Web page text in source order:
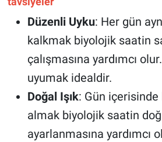
Düzenli Uyku: Her gün
kalkmak biyolojik saatin
çalışmasına yardımcı
uyumak idealdir.
Doğal Işık: Gün içerisinde
almak biyolojik saatin
ayarlanmasına yardımcı